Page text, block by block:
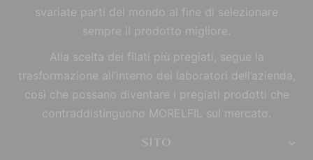
svariate parti del mondo al fine di selezionare
sempre il prodotto migliore.
Alla scelta dei filati più pregiati, segue la
trasformazione all’interno dei laboratori dell’azienda,
così che possano diventare i pregiati prodotti che
contraddistinguono MORELFIL sul mercato.
SITO